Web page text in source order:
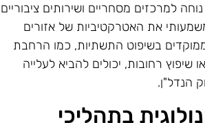
למרכזים מסחריים ושירותים ציבוריים
את האטרקטיביות של אזורים
בשיפוט התשתיות, כמו הרחבת
שיפוץ רחובות, יכולים להביא לעלייה
הנדל"ן.
בתהליכי